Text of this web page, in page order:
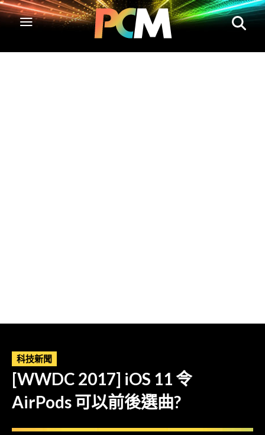
科技新聞
[WWDC 2017] iOS 11 令
AirPods 可以前後選曲?